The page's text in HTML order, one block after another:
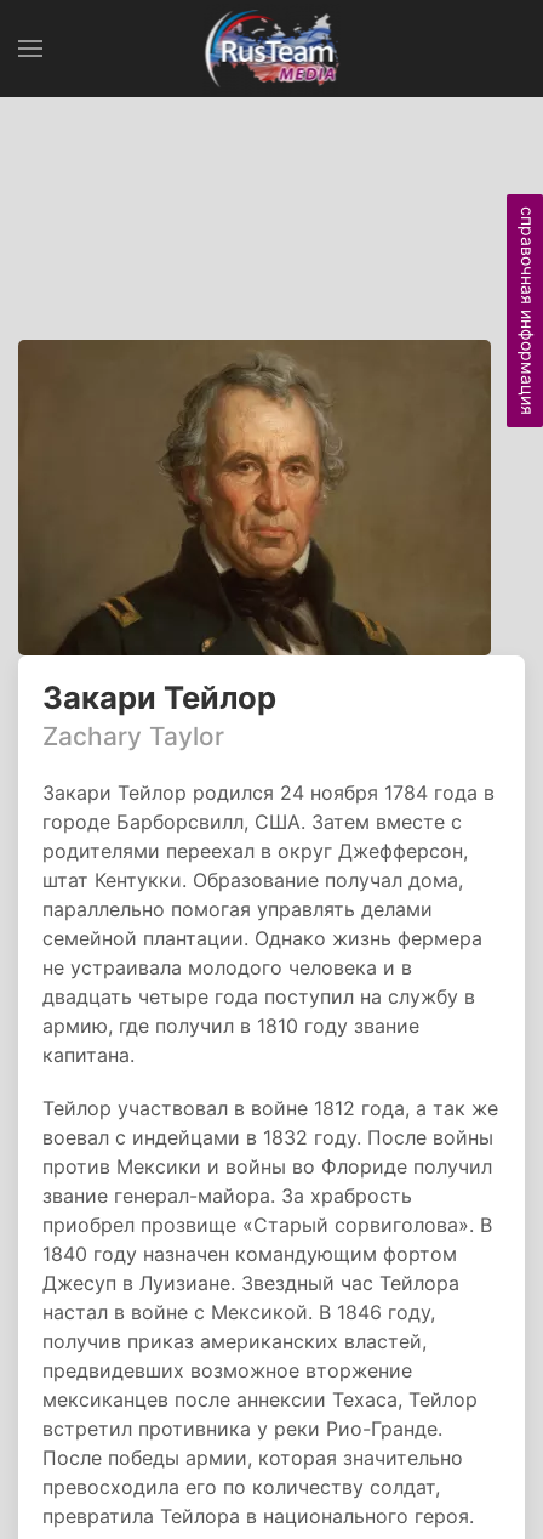
Закари Тейлор
Zachary Taylor
Закари Тейлор родился 24 ноября 1784 года в
городе Барборсвилл, США. Затем вместе с
родителями переехал в округ Джефферсон,
штат Кентукки. Образование получал дома,
параллельно помогая управлять делами
семейной плантации. Однако жизнь фермера
не устраивала молодого человека и в
двадцать четыре года поступил на службу в
армию, где получил в 1810 году звание
капитана.
Тейлор участвовал в войне 1812 года, а так же
воевал с индейцами в 1832 году. После войны
против Мексики и войны во Флориде получил
звание генерал-майора. За храбрость
приобрел прозвище «Старый сорвиголова». В
1840 году назначен командующим фортом
Джесуп в Луизиане. Звездный час Тейлора
настал в войне с Мексикой. В 1846 году,
получив приказ американских властей,
предвидевших возможное вторжение
мексиканцев после аннексии Техаса, Тейлор
встретил противника у реки Рио-Гранде.
После победы армии, которая значительно
превосходила его по количеству солдат,
превратила Тейлора в национального героя.
справочная информация